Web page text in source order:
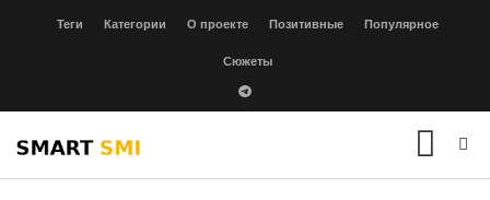
Теги Категории О проекте Позитивные Популярное
Сюжеты